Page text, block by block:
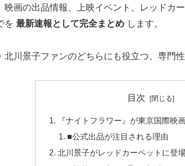
映画の出品情報、上映イベント、レッドカ
を 最新速報として完全まとめ します。
北川景子ファンのどちらにも役立つ、専門性
目次
『ナイトフラワー』が東京国際映
■公式出品が注目される理由
北川景子がレッドカーペットに登